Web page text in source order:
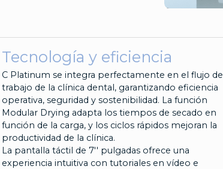
Tecnología y eficiencia
C Platinum se integra perfectamente en el flujo de
trabajo de la clínica dental, garantizando eficiencia
operativa, seguridad y sostenibilidad. La función
Modular Drying adapta los tiempos de secado en
función de la carga, y los ciclos rápidos mejoran la
productividad de la clínica.
La pantalla táctil de 7'' pulgadas ofrece una
experiencia intuitiva con tutoriales en vídeo e